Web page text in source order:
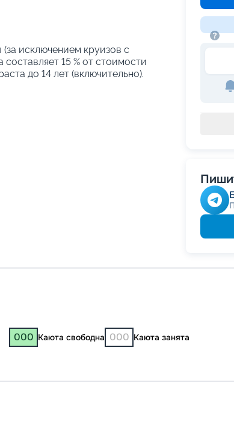
исключением круизов с
15 % от стоимости
до 14 лет (включительно).
000 Каюта свободна 000 Каюта занята